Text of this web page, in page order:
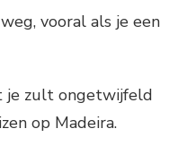
vooral als je een
je zult ongetwijfeld
op Madeira.